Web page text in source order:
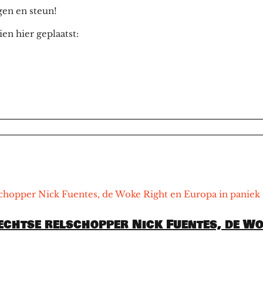
en steun!
hier geplaatst:
relschopper Nick Fuentes, de